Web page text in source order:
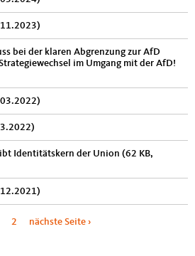
bei der klaren Abgrenzung zur AfD
im Umgang mit der AfD!
Identitätskern der Union (62 KB,
2 nächste Seite ›